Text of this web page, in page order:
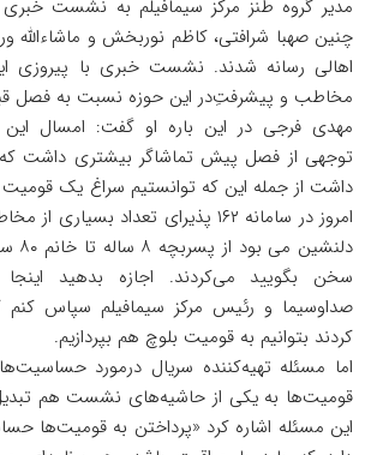
مدیر گروه طنز مرکز سیمافیلم به نشست
چنین صهبا شرافتی، کاظم نوربخش و ماشاءالله
اهالی رسانه شدند. نشست خبری با پیروزی
مخاطب و پیشرفتِ‌در این حوزه نسبت به فصل
مهدی فرجی در این باره او گفت: امسال این
توجهی از فصل پیش تماشاگر بیشتری داشت
داشت از جمله این که توانستیم سراغ یک
امروز در سامانه ۱۶۲ پذیرای تعداد
سخن بگویید می‌کردند. اجازه بدهید
صداوسیما و رئیس مرکز سیمافیلم سپاس کنم
کردند بتوانیم به قومیت بلوچ هم بپردازیم.
اما مسئله تهیه‌کننده سریال درمورد
قومیت‌ها به یکی از حاشیه‌های نشست هم
این مسئله اشاره کرد «پرداختن به قومیت‌ها